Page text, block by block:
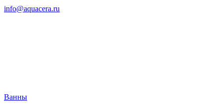
info@aquacera.ru
Ванны